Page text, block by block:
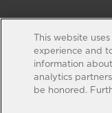
This website
experience and
information
analytics
be honored.